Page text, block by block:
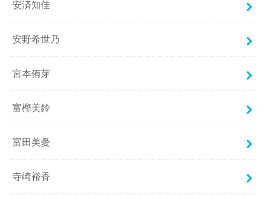
安済知佳
安野希世乃
宮本侑芽
富樫美鈴
富田美憂
寺崎裕香